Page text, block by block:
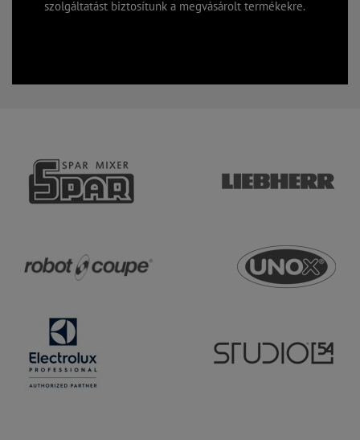
szolgáltatást biztosítunk a megvásárolt termékekre.